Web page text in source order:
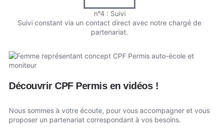
n°4 : Suivi
Suivi constant via un contact direct avec notre chargé de
partenariat.
Découvrir CPF Permis en vidéos !
Nous sommes à votre écoute, pour vous accompagner et vous
proposer un partenariat correspondant à vos besoins.